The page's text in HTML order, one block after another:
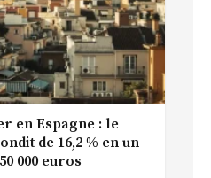
en Espagne : le
de 16,2 % en un
000 euros